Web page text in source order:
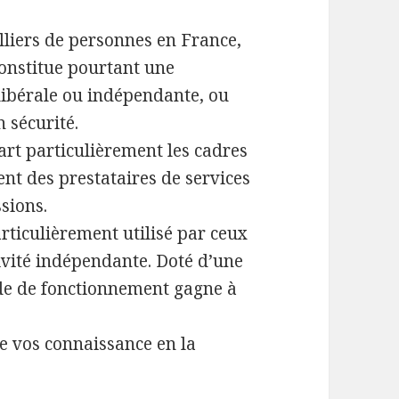
de personnes en France,
pourtant une
ou indépendante, ou
sécurité.
particulièrement les cadres
des prestataires de services
utilisé par ceux
indépendante. Doté d’une
de fonctionnement gagne à
vos connaissance en la